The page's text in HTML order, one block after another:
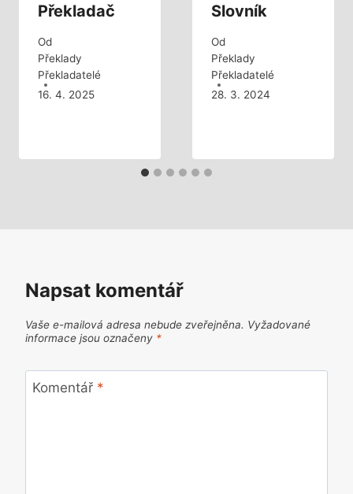
Překladač
Od
Překlady
Překladatelé
16. 4. 2025
Slovník
Od
Překlady
Překladatelé
28. 3. 2024
Napsat komentář
Vaše e-mailová adresa nebude zveřejněna. Vyžadované
informace jsou označeny *
Komentář *